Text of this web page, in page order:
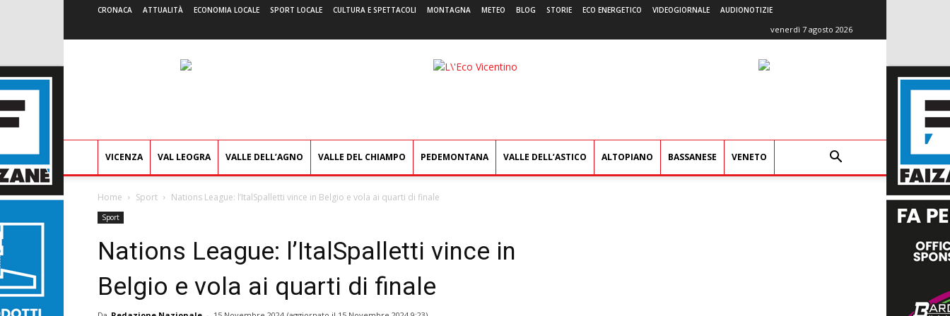
CRONACA ATTUALITÀ ECONOMIA LOCALE SPORT LOCALE CULTURA E SPETTACOLI MONTAGNA METEO BLOG STORIE ECO ENERGETICO VIDEOGIORNALE AUDIONOTIZIE
venerdì 7 agosto 2026
L'Eco
VICENZA VAL LEOGRA VALLE DELL’AGNO VALLE DEL CHIAMPO PEDEMONTANA VALLE DELL’ASTICO ALTOPIANO BASSANESE VENETO
Home Sport Nations League: l’ItalSpalletti vince in Belgio e vola ai quarti di finale
Sport
Nations League: l’ItalSpalletti vince in
Belgio e vola ai quarti di finale